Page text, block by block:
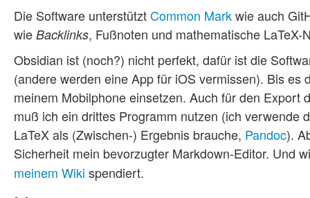
Die Software unterstütztCommon Markwie auch
wie Backlinks, Fußnoten und mathematische LaTeX-
Obsidian ist (noch?) nicht perfekt, dafür ist die
(andere werden eine App für iOS vermissen). Bis
meinem Mobilphone einsetzen. Auch für den Export
muß ich ein drittes Programm nutzen (ich verwende
LaTeX als (Zwischen-) Ergebnis brauche, Pandoc).
Sicherheit mein bevorzugter Markdown-Editor. Und
meinem Wiki spendiert.